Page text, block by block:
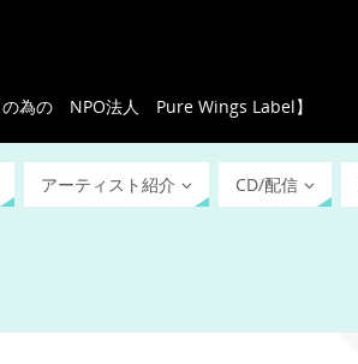
の為の NPO法人 Pure Wings Label】
アーティスト紹介 CD/配信